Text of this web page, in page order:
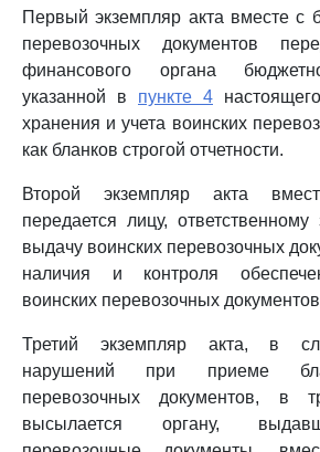
Первый экземпляр акта вместе с
перевозочных документов
финансового органа
указанной в пункте 4
хранения и учета воинских
как бланков строгой отчетности.
Второй экземпляр акта
передается лицу,
выдачу воинских перевозочных
наличия и контроля
воинских перевозочных
Третий экземпляр акта, в
нарушений при приеме
перевозочных документов, в
высылается органу,